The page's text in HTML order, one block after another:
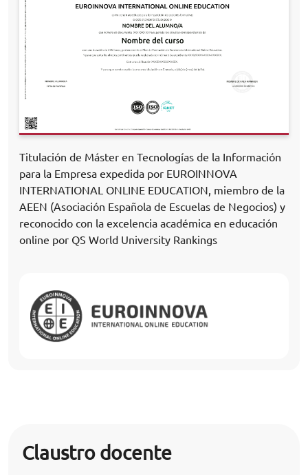
Titulación de Máster en Tecnologías de la Información
para la Empresa expedida por EUROINNOVA
INTERNATIONAL ONLINE EDUCATION, miembro de la
AEEN (Asociación Española de Escuelas de Negocios) y
reconocido con la excelencia académica en educación
online por QS World University Rankings
Claustro docente